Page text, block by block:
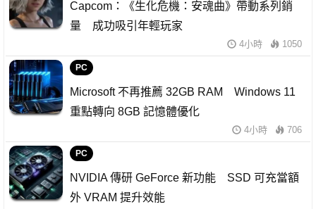
Capcom：《生化危機：安魂曲》帶動系列銷
量 成功吸引年輕玩家
4小時 1050
PC
Microsoft 不再推薦 32GB RAM Windows 11
重點轉向 8GB 記憶體優化
4小時 706
PC
NVIDIA 傳研 GeForce 新功能 SSD 可充當額
外 VRAM 提升效能